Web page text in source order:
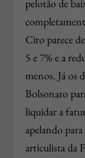
pelotão de
Ciro parece
5 e 7% e a
menos. Já os
Bolsonaro
liquidar a
apelando
articulista da